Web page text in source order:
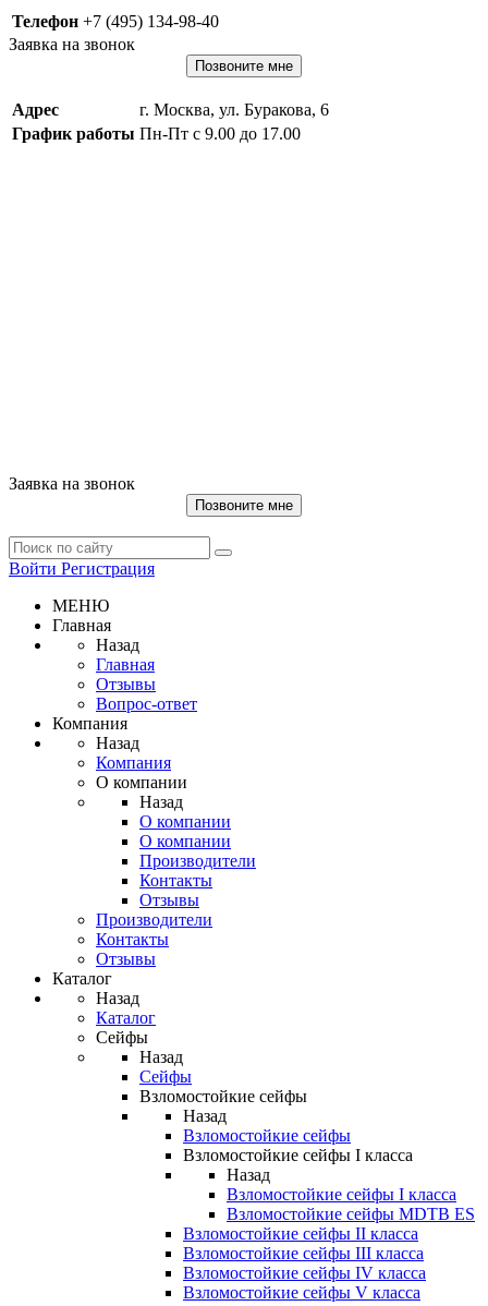
Телефон +7 (495) 134-98-40
Заявка на звонок
Позвоните мне
Адрес
г. Москва, ул. Буракова, 6
График работы Пн-Пт с 9.00 до 17.00
Заявка на звонок
Позвоните мне
Войти Регистрация
МЕНЮ
Главная
Назад
Главная
Отзывы
Вопрос-ответ
Компания
Назад
Компания
О компании
Назад
О компании
О компании
Производители
Контакты
Отзывы
Производители
Контакты
Отзывы
Каталог
Назад
Каталог
Сейфы
Назад
Сейфы
Взломостойкие сейфы
Назад
Взломостойкие сейфы
Взломостойкие сейфы I класса
Назад
Взломостойкие сейфы I класса
Взломостойкие сейфы MDTB ES
Взломостойкие сейфы II класса
Взломостойкие сейфы III класса
Взломостойкие сейфы IV класса
Взломостойкие сейфы V класса